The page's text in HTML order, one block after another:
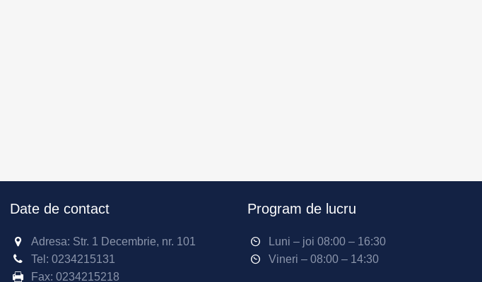
Date de contact
Adresa: Str. 1 Decembrie, nr. 101
Tel: 0234215131
Fax: 0234215218
Program de lucru
Luni – joi 08:00 – 16:30
Vineri – 08:00 – 14:30